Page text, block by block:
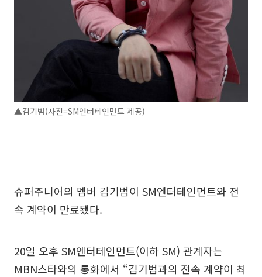
▲김기범(사진=SM엔터테인먼트 제공)
슈퍼주니어의 멤버 김기범이 SM엔터테인먼트와 전
속 계약이 만료됐다.
20일 오후 SM엔터테인먼트(이하 SM) 관계자는
MBN스타와의 통화에서 “김기범과의 전속 계약이 최